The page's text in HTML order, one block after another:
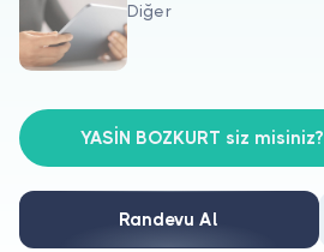
Hakkımızda
Doktorlar için
Doktor musunuz?
Diğer
YASİN BOZKURT siz misiniz?
Randevu Al